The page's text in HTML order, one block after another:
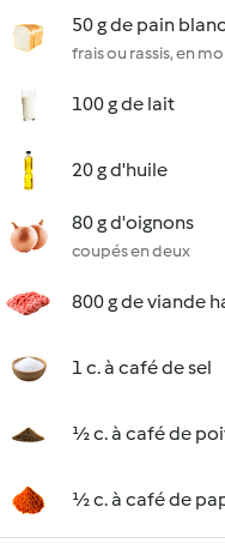
50 g de pain blanc
frais ou rassis, en
100 g de lait
20 g d'huile
80 g d'oignons
coupés en deux
800 g de viande
1 c. à café de sel
½ c. à café de
½ c. à café de